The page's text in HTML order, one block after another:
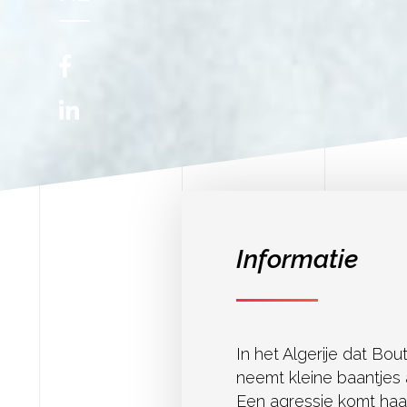
EN
Informatie
In het Algerije dat
neemt kleine
Een agressie komt